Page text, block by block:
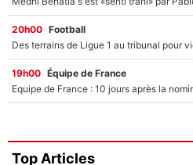
20h00 Football
19h00 Équipe de France
Top Articles